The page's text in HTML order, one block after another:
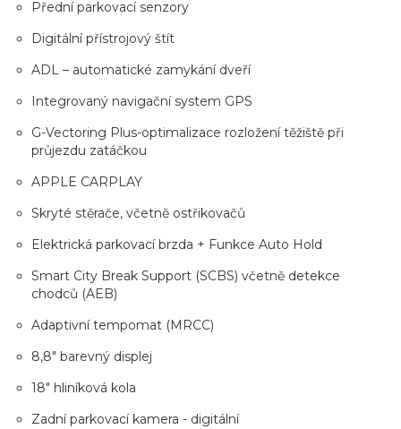
Přední parkovací senzory
Digitální přístrojový štít
ADL – automatické zamykání dveří
Integrovaný navigační system GPS
G-Vectoring Plus-optimalizace rozložení těžiště při
průjezdu zatáčkou
APPLE CARPLAY
Skryté stěrače, včetně ostřikovačů
Elektrická parkovací brzda + Funkce Auto Hold
Smart City Break Support (SCBS) včetně detekce
chodců (AEB)
Adaptivní tempomat (MRCC)
8,8" barevný displej
18" hliníková kola
Zadní parkovací kamera - digitální